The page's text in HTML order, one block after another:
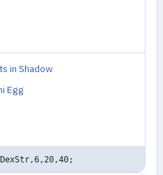
in Shadow
Egg